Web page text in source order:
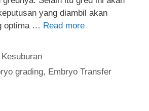
yang diambil akan
optima … Read more
grading, Embryo Transfer